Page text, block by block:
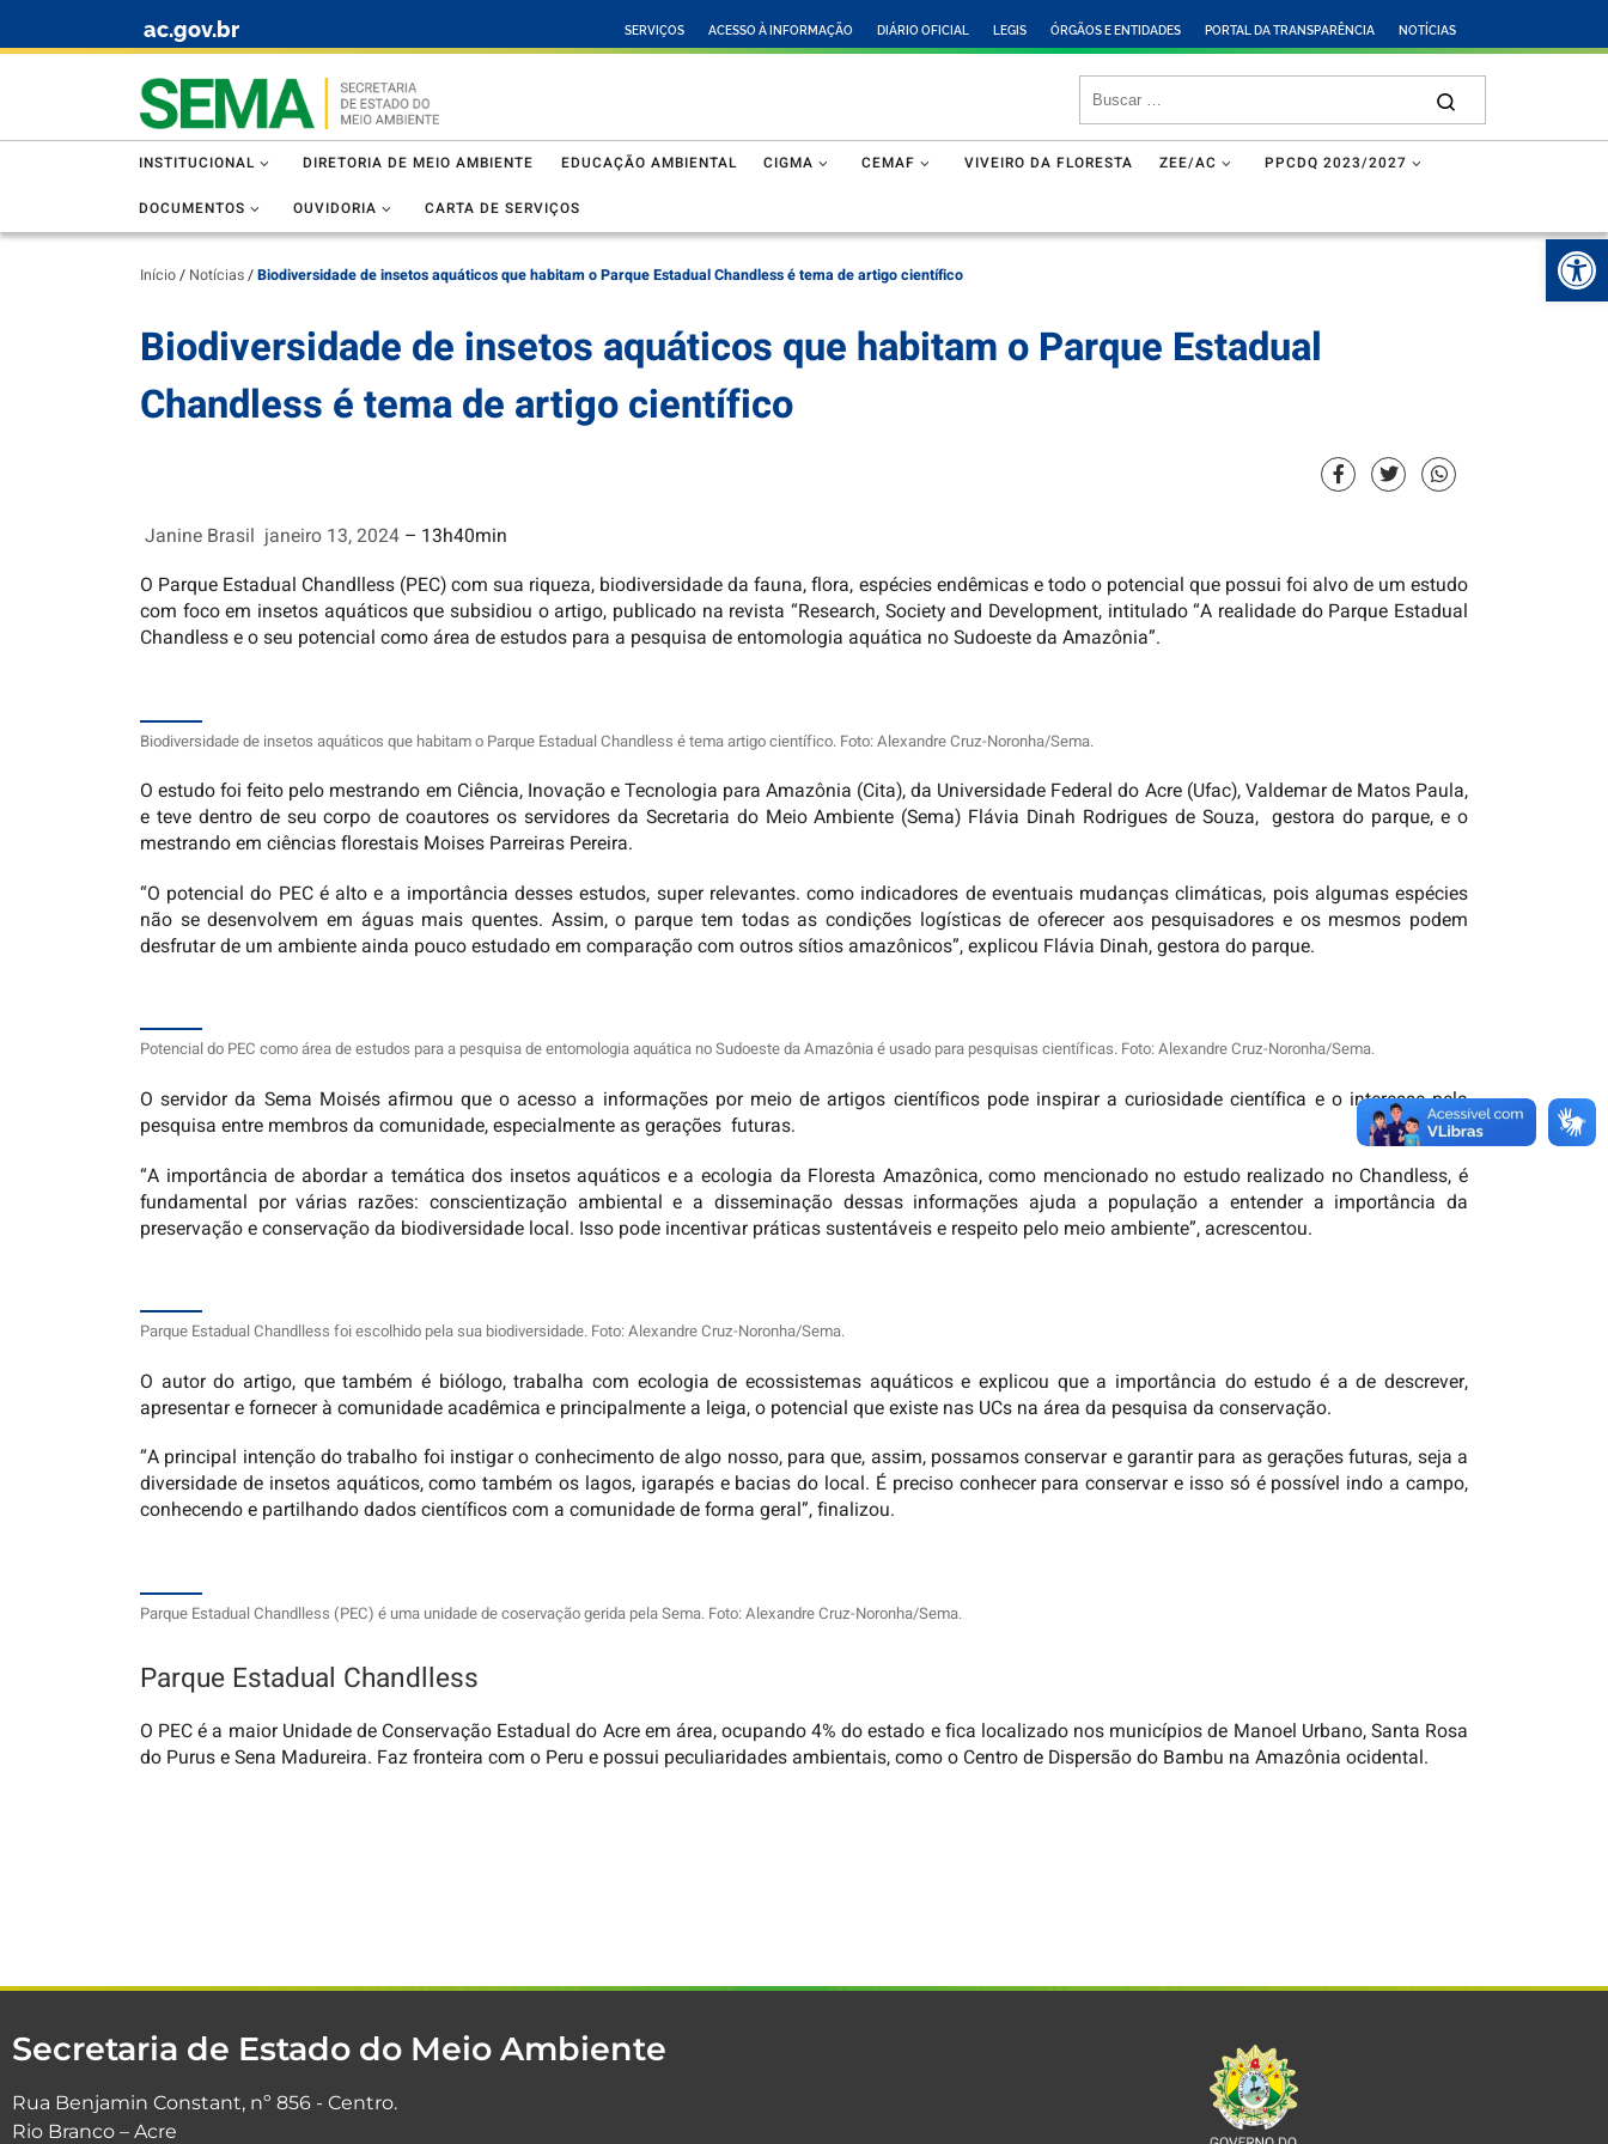
ac.gov.br SERVIÇOS ACESSO À INFORMAÇÃO DIÁRIO OFICIAL LEGIS ÓRGÃOS E ENTIDADES PORTAL DA TRANSPARÊNCIA NOTÍCIAS
INSTITUCIONAL DIRETORIA DE MEIO AMBIENTE EDUCAÇÃO AMBIENTAL CIGMA CEMAF VIVEIRO DA FLORESTA ZEE/AC PPCDQ 2023/2027
DOCUMENTOS OUVIDORIA CARTA DE SERVIÇOS
Início/ Notícias/Biodiversidade de insetos aquáticos que habitam o Parque Estadual Chandless é tema de artigo científico
Biodiversidade de insetos aquáticos que habitam o Parque Estadual
Chandless é tema de artigo científico
Janine Brasil janeiro 13, 2024 – 13h40min
O Parque Estadual Chandlless (PEC) com sua riqueza, biodiversidade da fauna, flora, espécies endêmicas e todo o potencial que possui foi alvo de um estudo
com foco em insetos aquáticos que subsidiou o artigo, publicado na revista “Research, Society and Development, intitulado “A realidade do Parque Estadual
Chandless e o seu potencial como área de estudos para a pesquisa de entomologia aquática no Sudoeste da Amazônia”.
Biodiversidade de insetos aquáticos que habitam o Parque Estadual Chandless é tema artigo científico. Foto: Alexandre Cruz-Noronha/Sema.
O estudo foi feito pelo mestrando em Ciência, Inovação e Tecnologia para Amazônia (Cita), da Universidade Federal do Acre (Ufac), Valdemar de Matos Paula,
e teve dentro de seu corpo de coautores os servidores da Secretaria do Meio Ambiente (Sema) Flávia Dinah Rodrigues de Souza, gestora do parque, e o
mestrando em ciências florestais Moises Parreiras Pereira.
“O potencial do PEC é alto e a importância desses estudos, super relevantes. como indicadores de eventuais mudanças climáticas, pois algumas espécies
não se desenvolvem em águas mais quentes. Assim, o parque tem todas as condições logísticas de oferecer aos pesquisadores e os mesmos podem
desfrutar de um ambiente ainda pouco estudado em comparação com outros sítios amazônicos”, explicou Flávia Dinah, gestora do parque.
Potencial do PEC como área de estudos para a pesquisa de entomologia aquática no Sudoeste da Amazônia é usado para pesquisas científicas. Foto: Alexandre Cruz-Noronha/Sema.
O servidor da Sema Moisés afirmou que o acesso a informações por meio de artigos científicos pode inspirar a curiosidade científica e o interesse pela
pesquisa entre membros da comunidade, especialmente as gerações futuras.
“A importância de abordar a temática dos insetos aquáticos e a ecologia da Floresta Amazônica, como mencionado no estudo realizado no Chandless, é
fundamental por várias razões: conscientização ambiental e a disseminação dessas informações ajuda a população a entender a importância da
preservação e conservação da biodiversidade local. Isso pode incentivar práticas sustentáveis e respeito pelo meio ambiente”, acrescentou.
Parque Estadual Chandlless foi escolhido pela sua biodiversidade. Foto: Alexandre Cruz-Noronha/Sema.
O autor do artigo, que também é biólogo, trabalha com ecologia de ecossistemas aquáticos e explicou que a importância do estudo é a de descrever,
apresentar e fornecer à comunidade acadêmica e principalmente a leiga, o potencial que existe nas UCs na área da pesquisa da conservação.
“A principal intenção do trabalho foi instigar o conhecimento de algo nosso, para que, assim, possamos conservar e garantir para as gerações futuras, seja a
diversidade de insetos aquáticos, como também os lagos, igarapés e bacias do local. É preciso conhecer para conservar e isso só é possível indo a campo,
conhecendo e partilhando dados científicos com a comunidade de forma geral”, finalizou.
Parque Estadual Chandlless (PEC) é uma unidade de coservação gerida pela Sema. Foto: Alexandre Cruz-Noronha/Sema.
Parque Estadual Chandlless
O PEC é a maior Unidade de Conservação Estadual do Acre em área, ocupando 4% do estado e fica localizado nos municípios de Manoel Urbano, Santa Rosa
do Purus e Sena Madureira. Faz fronteira com o Peru e possui peculiaridades ambientais, como o Centro de Dispersão do Bambu na Amazônia ocidental.
Secretaria de Estado do Meio Ambiente
Rua Benjamin Constant, nº 856 - Centro.
Rio Branco – Acre